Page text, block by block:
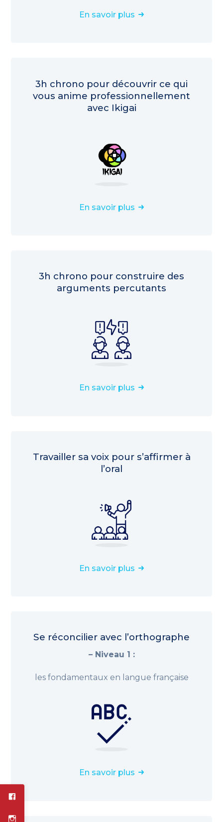
En savoir plus
3h chrono pour découvrir ce qui
vous anime professionnellement
avec Ikigai
En savoir plus
3h chrono pour construire des
arguments percutants
En savoir plus
Travailler sa voix pour s’affirmer à
l’oral
En savoir plus
Se réconcilier avec l’orthographe
– Niveau 1 :
les fondamentaux en langue française
En savoir plus